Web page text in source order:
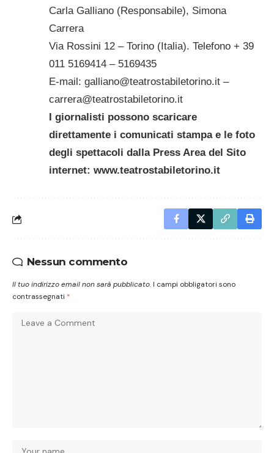
Carla Galliano (Responsabile), Simona
Carrera
Via Rossini 12 – Torino (Italia). Telefono + 39
011 5169414 – 5169435
E-mail:galliano@teatrostabiletorino.it –
carrera@teatrostabiletorino.it
I giornalisti possono scaricare
direttamente i comunicati stampa e le foto
degli spettacoli dalla Press Area del Sito
internet:www.teatrostabiletorino.it
Nessun commento
Il tuo indirizzo email non sarà pubblicato. I campi obbligatori sono
contrassegnati *